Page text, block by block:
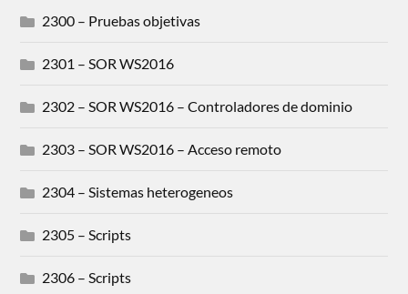
2300 – Pruebas objetivas
2301 – SOR WS2016
2302 – SOR WS2016 – Controladores de dominio
2303 – SOR WS2016 – Acceso remoto
2304 – Sistemas heterogeneos
2305 – Scripts
2306 – Scripts